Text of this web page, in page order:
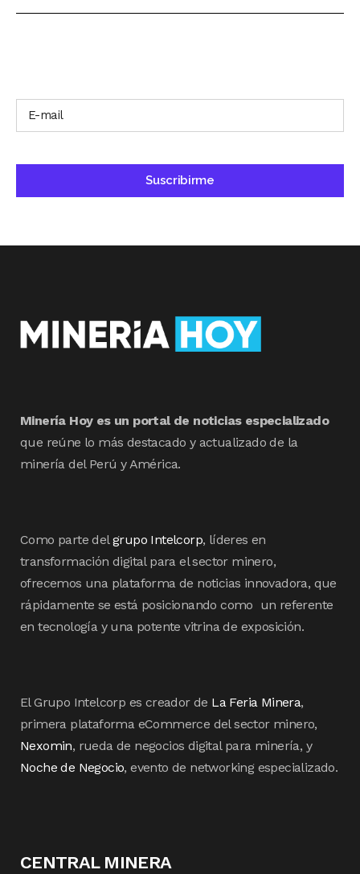
Minería Hoy es un portal de noticias especializado
que reúne lo más destacado y actualizado de la
minería del Perú y América.
Como parte delgrupo Intelcorp, líderes en
transformación digital para el sector minero,
ofrecemos una plataforma de noticias innovadora, que
rápidamente se está posicionando como un referente
en tecnología y una potente vitrina de exposición.
El Grupo Intelcorp es creador de La Feria Minera,
primera plataforma eCommerce del sector minero,
Nexomin, rueda de negocios digital para minería, y
Noche de Negocio, evento de networking especializado.
CENTRAL MINERA